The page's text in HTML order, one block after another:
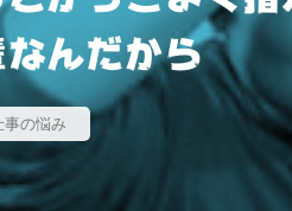
んだから
事の悩み